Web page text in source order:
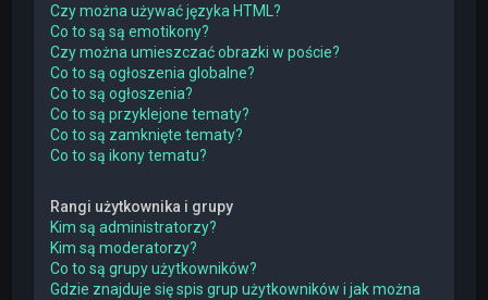
Czy można używać języka HTML?
Co to są są emotikony?
Czy można umieszczać obrazki w poście?
Co to są ogłoszenia globalne?
Co to są ogłoszenia?
Co to są przyklejone tematy?
Co to są zamknięte tematy?
Co to są ikony tematu?
Rangi użytkownika i grupy
Kim są administratorzy?
Kim są moderatorzy?
Co to są grupy użytkowników?
Gdzie znajduje się spis grup użytkowników i jak można